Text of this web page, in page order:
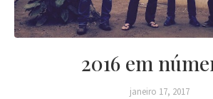
2016 em
janeiro 17, 2017